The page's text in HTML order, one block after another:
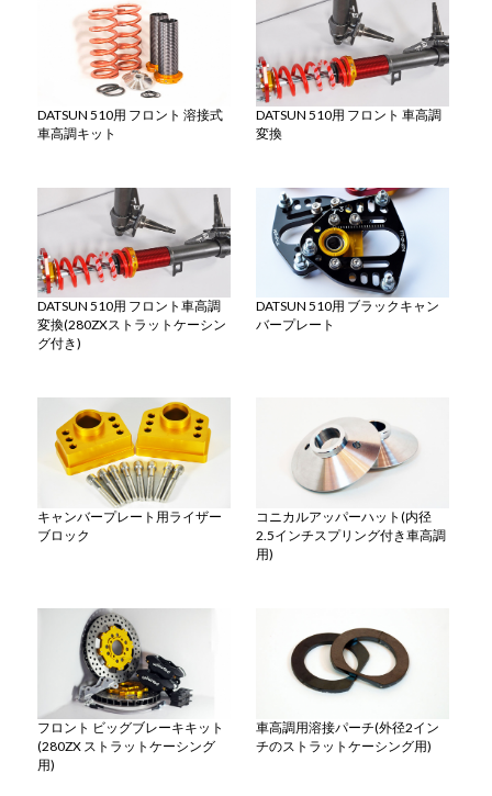
DATSUN 510用 フロント 溶接式
車高調キット
DATSUN 510用 フロント 車高調
変換
DATSUN 510用 フロント車高調
変換(280ZXストラットケーシン
グ付き)
DATSUN 510用 ブラックキャン
バープレート
キャンバープレート用ライザー
ブロック
コニカルアッパーハット(内径
2.5インチスプリング付き車高調
用)
フロント ビッグブレーキキット
(280ZX ストラットケーシング
用)
車高調用溶接パーチ(外径2イン
チのストラットケーシング用)